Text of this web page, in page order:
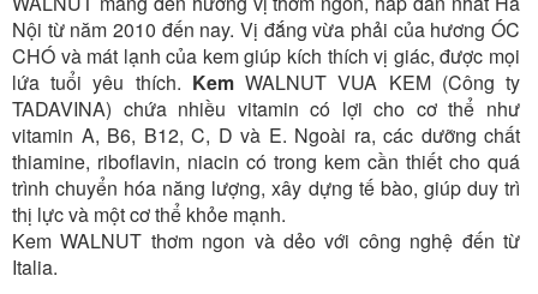
Nội từ năm 2010 đến nay. Vị đắng vừa phải của hương ÓC
CHÓ và mát lạnh của kem giúp kích thích vị giác, được mọi
lứa tuổi yêu thích. KemWALNUT VUA KEM (Công ty
TADAVINA) chứa nhiều vitamin có lợi cho cơ thể như
vitamin A, B6, B12, C, D và E. Ngoài ra, các dưỡng chất
thiamine, riboflavin, niacin có trong kem cần thiết cho quá
trình chuyển hóa năng lượng, xây dựng tế bào, giúp duy trì
thị lực và một cơ thể khỏe mạnh.
Kem WALNUT thơm ngon và dẻo với công nghệ đến từ
Italia.